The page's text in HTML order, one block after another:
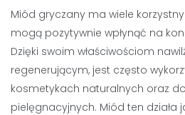
Miód gryczany ma wiele
mogą pozytywnie wpłynąć na
Dzięki swoim właściwościom
regenerującym, jest często
kosmetykach naturalnych oraz
pielęgnacyjnych. Miód ten działa